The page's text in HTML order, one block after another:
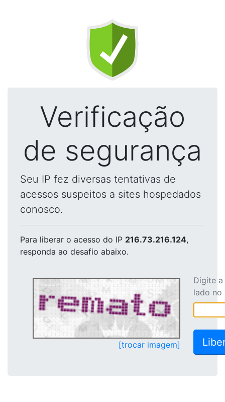
Verificação
de segurança
Seu IP fez diversas tentativas de
acessos suspeitos a sites hospedados
conosco.
Para liberar o acesso do IP 216.73.216.124,
responda ao desafio abaixo.
[trocar imagem]
Digite
lado no